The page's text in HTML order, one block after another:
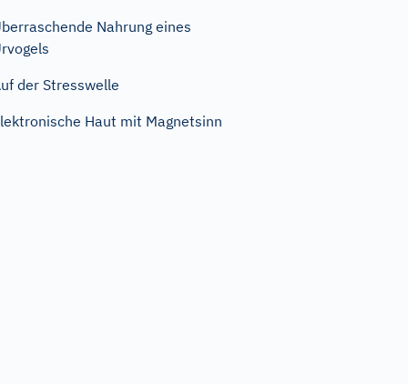
Nahrung eines
der Stresswelle
Haut mit Magnetsinn